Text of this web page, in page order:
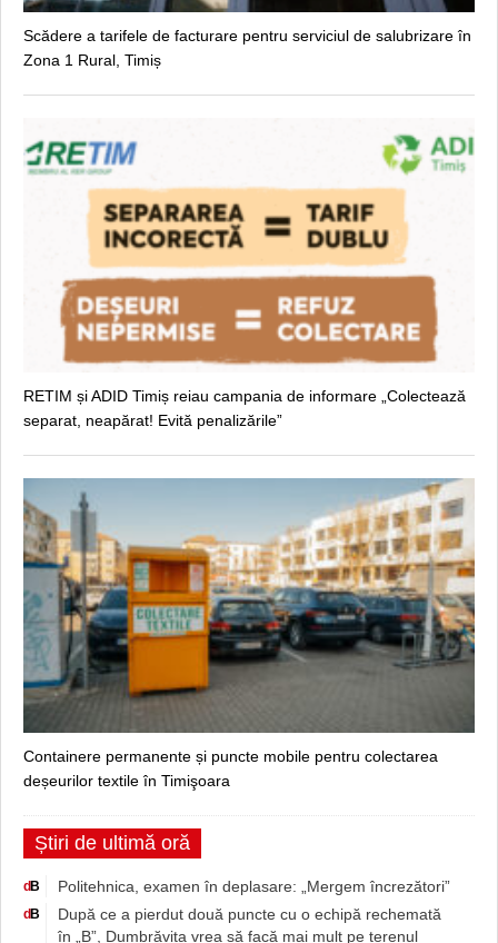
Scădere a tarifele de facturare pentru serviciul de salubrizare în
Zona 1 Rural, Timiș
RETIM și ADID Timiș reiau campania de informare „Colectează
separat, neapărat! Evită penalizările”
Containere permanente și puncte mobile pentru colectarea
deșeurilor textile în Timişoara
Știri de ultimă oră
d B Politehnica, examen în deplasare: „Mergem încrezători”
d B
După ce a pierdut două puncte cu o echipă rechemată
în „B”, Dumbrăvița vrea să facă mai mult pe terenul